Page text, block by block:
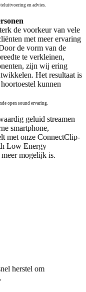
en advies.
de voorkeur van vele
met meer ervaring
de vorm van de
te verkleinen,
zijn wij ering
Het resultaat is
kunnen
open sound ervaring.
geluid streamen
smartphone,
met onze ConnectClip-
Low Energy
mogelijk is.
herstel om